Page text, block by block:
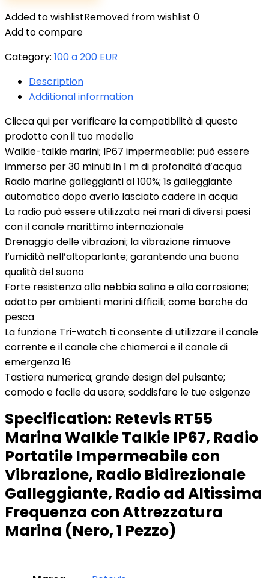
Added to wishlistRemoved from wishlist 0
Add to compare
Category: 100 a 200 EUR
Description
Additional information
Clicca qui per verificare la compatibilità di questo
prodotto con il tuo modello
Walkie-talkie marini; IP67 impermeabile; può essere
immerso per 30 minuti in 1 m di profondità d’acqua
Radio marine galleggianti al 100%; 1s galleggiante
automatico dopo averlo lasciato cadere in acqua
La radio può essere utilizzata nei mari di diversi paesi
con il canale marittimo internazionale
Drenaggio delle vibrazioni; la vibrazione rimuove
l’umidità nell’altoparlante; garantendo una buona
qualità del suono
Forte resistenza alla nebbia salina e alla corrosione;
adatto per ambienti marini difficili; come barche da
pesca
La funzione Tri-watch ti consente di utilizzare il canale
corrente e il canale che chiamerai e il canale di
emergenza 16
Tastiera numerica; grande design del pulsante;
comodo e facile da usare; soddisfare le tue esigenze
Specification: Retevis RT55
Marina Walkie Talkie IP67, Radio
Portatile Impermeabile con
Vibrazione, Radio Bidirezionale
Galleggiante, Radio ad Altissima
Frequenza con Attrezzatura
Marina (Nero, 1 Pezzo)